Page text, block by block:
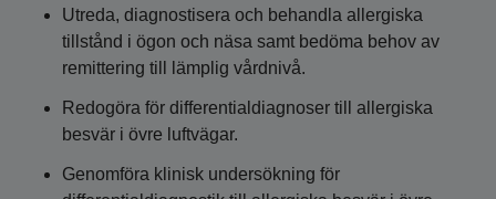
Utreda, diagnostisera och behandla allergiska
tillstånd i ögon och näsa samt bedöma behov av
remittering till lämplig vårdnivå.
Redogöra för differentialdiagnoser till allergiska
besvär i övre luftvägar.
Genomföra klinisk undersökning för